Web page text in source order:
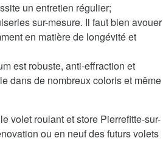
un entretien régulier;
sur-mesure. Il faut bien avouer
en matière de longévité et
est robuste, anti-effraction et
dans de nombreux coloris et même
volet roulant et store Pierrefitte-sur-
ou en neuf des futurs volets